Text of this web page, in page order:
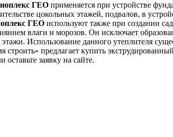
ГЕО применяется при устройстве
цокольных этажей, подвалов, в
ГЕО используют также при создании
влаги и морозов. Он исключает
Использование данного утеплителя
строить» предлагает купить экструдированный
заявку на сайте.